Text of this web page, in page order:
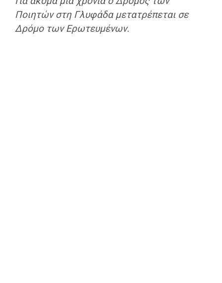
Ποιητών στη Γλυφάδα μετατρέπεται σε
Δρόμο των Ερωτευμένων.